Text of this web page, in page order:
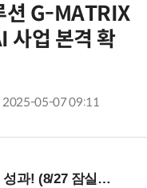
션 G-MATRIX
사업 본격 확
2025-05-07 09:11
! (8/27 잠실역)